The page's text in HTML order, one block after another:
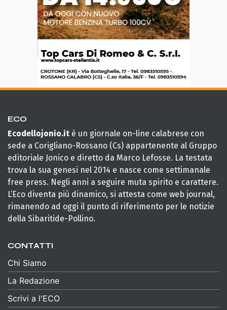
ECO
Ecodellojonio.it è un giornale on-line calabrese con
sede a Corigliano-Rossano (Cs) appartenente al Gruppo
editoriale Jonico e diretto da Marco Lefosse. La testata
trova la sua genesi nel 2014 e nasce come settimanale
free press. Negli anni a seguire muta spirito e carattere.
L’Eco diventa più dinamico, si attesta come web journal,
rimanendo ad oggi il punto di riferimento per le notizie
della Sibaritide-Pollino.
CONTATTI
Chi Siamo
La Redazione
Scrivi a l'ECO